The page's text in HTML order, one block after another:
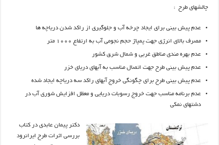
چالشهای طرح :
عدم پیش بینی برای ایجاد چرخه آب و جلوگیری از راکد شدن دریاچه ها
مصرف بالای انرژی جهت پمپاژ حجم نجومی آب به ارتفاع ۱۰۰۰ متر
عدم بهره مندی مناطق غربی و شمال شرق کشور
عدم پیش بینی طرح جهت اتصال مناسب به آبهای دریای خزر
عدم پیش بینی طرح برای چگونگی خروج آبهای راکد سه دریاچه ایجاد شده
عدم برنامه مناسب جهت خروج رسوبات دریایی و معظل افزایش شوری آب در
دشتهای نمکی
دکتر پیمان عابدی در کتاب
بررسی اثرات طرح ایرانرود